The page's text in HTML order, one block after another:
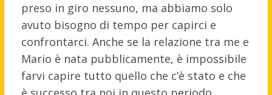
preso in giro nessuno, ma abbiamo solo
avuto bisogno di tempo per capirci e
confrontarci. Anche se la relazione tra me e
Mario è nata pubblicamente, è impossibile
farvi capire tutto quello che c’è stato e che